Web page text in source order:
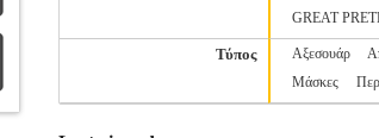
GREAT
Τύπος Αξεσουάρ
Μάσκες